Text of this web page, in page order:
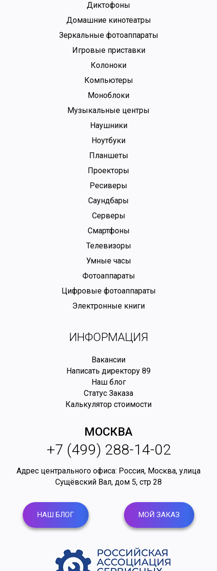
Диктофоны
Домашние кинотеатры
Зеркальные фотоаппараты
Игровые приставки
Колоноки
Компьютеры
Моноблоки
Музыкальные центры
Наушники
Ноутбуки
Планшеты
Проекторы
Ресиверы
Саундбары
Серверы
Смартфоны
Телевизоры
Умные часы
Фотоаппараты
Цифровые фотоаппараты
Электронные книги
ИНФОРМАЦИЯ
Вакансии
Написать директору 89
Наш блог
Статус Заказа
Калькулятор стоимости
МОСКВА
+7 (499) 288-14-02
Адрес центрального офиса: Россия, Москва, улица
Сущёвский Вал, дом 5, стр 28
НАШ БЛОГ МОЙ ЗАКАЗ